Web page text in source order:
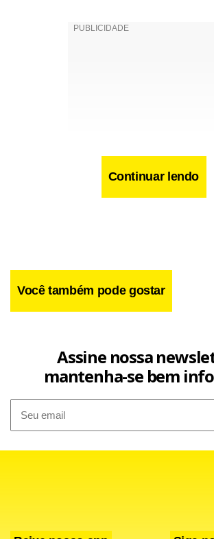
fotógrafo de moda peruano Mario
internacionais.
Moss chegou com um vestido verde de
de ser fotografada pelos convidados à
Continuar lendo
Você também pode gostar
Assine nossa
mantenha-se bem